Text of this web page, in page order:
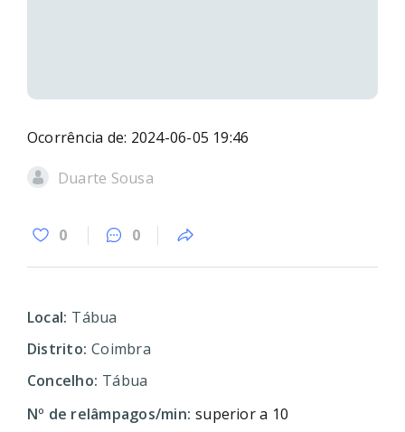
Ocorrência de: 2024-06-05 19:46
Duarte Sousa
0 0
Local: Tábua
Distrito: Coimbra
Concelho: Tábua
Nº de relâmpagos/min: superior a 10